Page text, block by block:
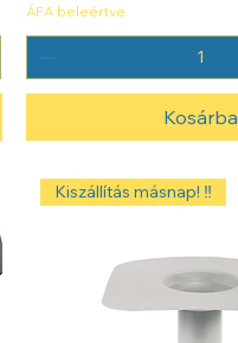
ÁFA beleértve
Kosárba
Kiszállítás másnap! ‼️